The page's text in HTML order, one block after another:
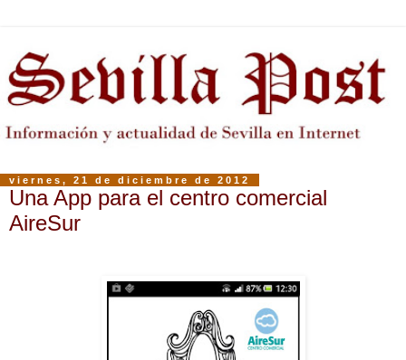
viernes, 21 de diciembre de 2012
Una App para el centro comercial
AireSur